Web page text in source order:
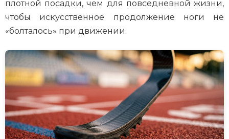
плотной посадки, чем для повседневной жизни,
чтобы искусственное продолжение ноги не
«болталось» при движении.